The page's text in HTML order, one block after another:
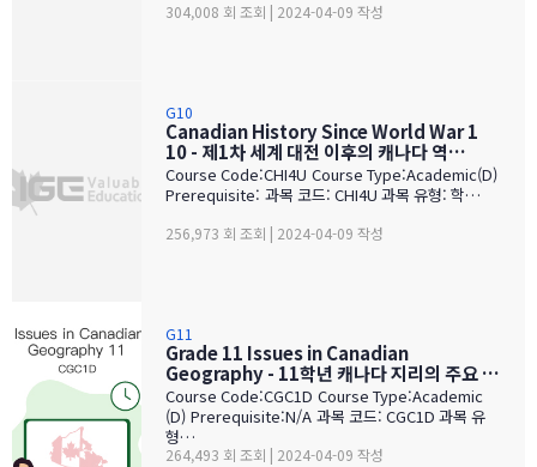
304,008 회 조회 | 2024-04-09 작성
G10
Canadian History Since World War 1
10 - 제1차 세계 대전 이후의 캐나다 역…
Course Code:CHI4U Course Type:Academic(D)
Prerequisite: 과목 코드: CHI4U 과목 유형: 학…
256,973 회 조회 | 2024-04-09 작성
G11
Grade 11 Issues in Canadian
Geography - 11학년 캐나다 지리의 주요 이
슈
Course Code:CGC1D Course Type:Academic
(D) Prerequisite:N/A 과목 코드: CGC1D 과목 유
형…
264,493 회 조회 | 2024-04-09 작성